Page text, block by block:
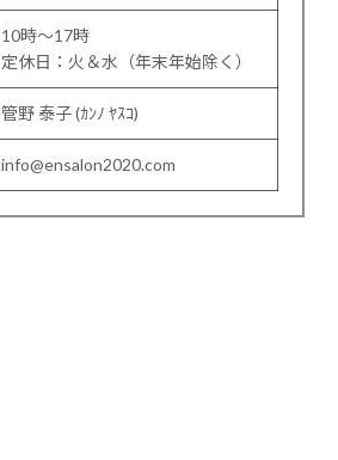
10時～17時
定休日：火＆水（年末年始除く）
管野 泰子 (ｶﾝﾉ ﾔｽｺ)
info@ensalon2020.com